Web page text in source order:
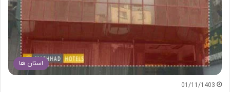
استان ها
01/11/1403